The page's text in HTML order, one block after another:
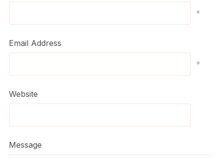
*
Email Address
*
Website
Message